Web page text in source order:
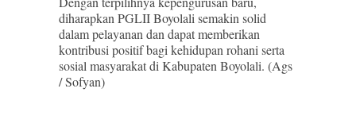
diharapkan PGLII Boyolali semakin solid
dalam pelayanan dan dapat memberikan
kontribusi positif bagi kehidupan rohani serta
sosial masyarakat di Kabupaten Boyolali. (Ags
/ Sofyan)